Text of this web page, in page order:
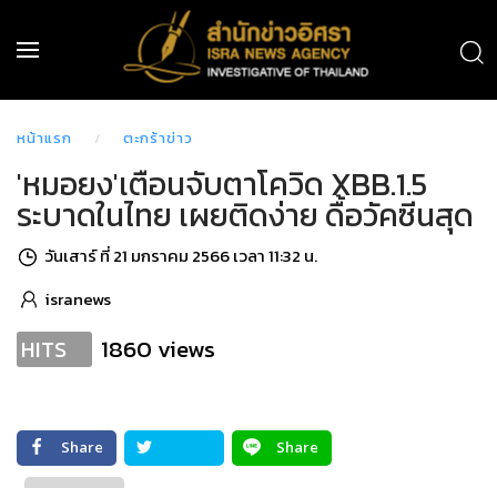
หน้าแรก ตะกร้าข่าว
'หมอยง'เตือนจับตาโควิด XBB.1.5
ระบาดในไทย เผยติดง่าย ดื้อวัคซีนสุด
วันเสาร์ ที่ 21 มกราคม 2566 เวลา 11:32 น.
isranews
HITS 1860 views
Share
Share